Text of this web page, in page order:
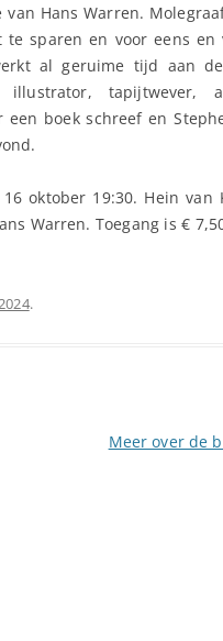
Hans Warren.
sparen en voor eens en
al geruime tijd aan
illustrator, tapijtwever,
boek schreef en
oktober 19:30. Hein van
Warren. Toegang is €
.
Meer over de